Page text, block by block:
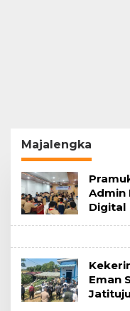
Majalengka
Admin
Digital
Eman